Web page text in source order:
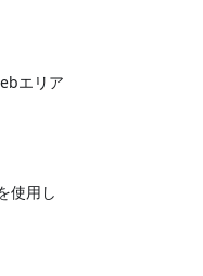
エリア
使用し